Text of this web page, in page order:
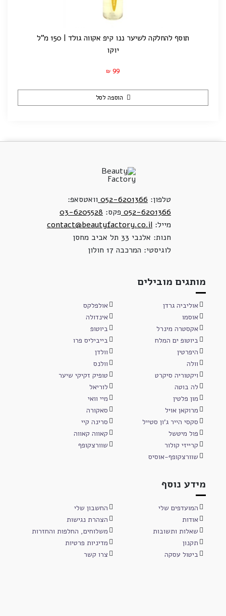
תוסף להחלקה לשיער ננו קיפ אקווה גולד | 150 מ"ל
יוקו
₪ 99
הוספה לסל
טלפון: 052-6201366 וואטסאפ:
052-6201366 פקס: 03-6205528
מייל: contact@beautyfactory.co.il
חנות: אלנבי 33 תל אביב מחסן
לוגיסטי: המרכבה 17 חולון
מותגים מובילים
אוליביה גרדן
אולפלקס
אוסמו
אינדולה
אקסטרה מינרל
ביוטופ
ביוטופ ים המלח
בייביליס פרו
היפרטין
וולדן
וולה
וולנס
ויקטוריה סיקרט
טופיק זקיקי שיער
לה בוטה
לוריאל
מון פלטין
מיי וואי
מרוקאן אויל
סאקורה
סקסי הייר ג'ון סטייל
סרינה קיי
פול מיטשל
קאווה קאווה
קרייזי קולור
שוורצקופף
שוורצקופף-אוסיס
מידע נוסף
המועדפים שלי
החשבון שלי
אודות
הצהרת נגישות
שאלות ותשובות
משלוחים, החלפות והחזרות
תקנון
מדיניות פרטיות
ביטול עסקה
צרו קשר